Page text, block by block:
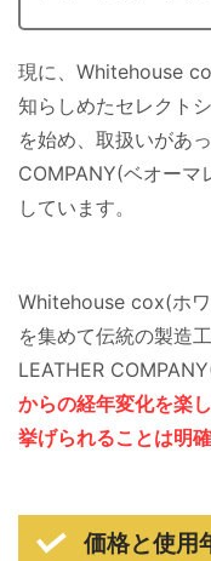
現に、Whitehouse
知らしめたセレクト
を始め、取扱いがあ
COMPANY(ベオーマ
しています。
Whitehouse cox(ホ
を集めて伝統の製造
LEATHER
からの経年変化を楽
挙げられることは明
価格と使用